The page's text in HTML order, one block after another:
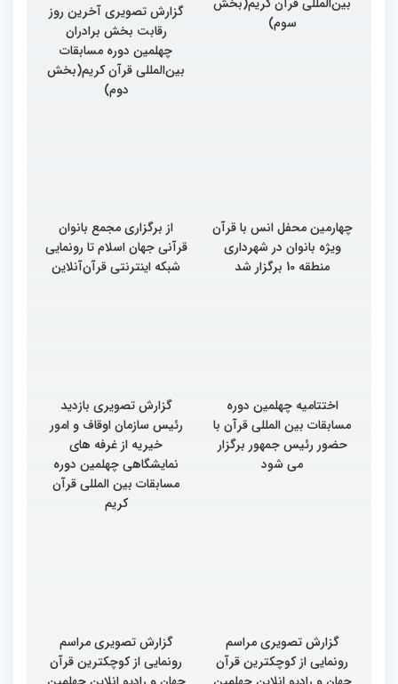
گزارش تصویری آخرین روز
رقابت بخش برادران
گزارش تصویری آخرین روز
رقابت بخش برادران
چهلمین دوره مسابقات
بین‌المللی قرآن کریم(بخش
دوم)
چهارمین محفل انس با قرآن
ویژه بانوان در شهرداری
منطقه 10 برگزار شد
از برگزاری مجمع بانوان
قرآنی جهان اسلام تا رونمایی
شبکه اینترنتی قرآن‌آنلاین
اختتامیه چهلمین دوره
مسابقات بین المللی قرآن با
حضور رئیس جمهور برگزار
می شود
گزارش تصویری بازدید
رئیس سازمان اوقاف و امور
خیریه از غرفه های
نمایشگاهی چهلمین دوره
مسابقات بین المللی قرآن
کریم
گزارش تصویری مراسم
رونمایی از کوچکترین قرآن
گزارش تصویری مراسم
رونمایی از کوچکترین قرآن